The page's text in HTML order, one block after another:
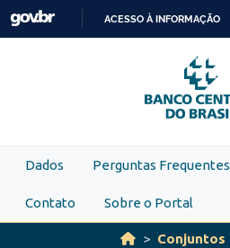
Skip to main content
PARA
O
ACESSO À INFORMAÇÃO
Dados Perguntas Frequentes
Contato Sobre o Portal
Conjuntos